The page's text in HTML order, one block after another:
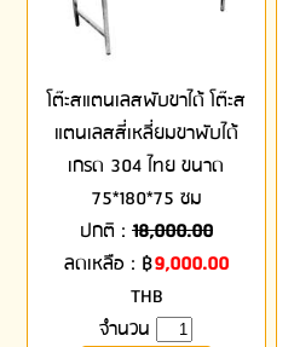
โต๊ะสแตนเลสพับขาได้ โต๊ะส
แตนเลสสี่เหลี่ยมขาพับได้
เกรด 304 ไทย ขนาด
75*180*75 ซม
ปกติ : 18,000.00
ลดเหลือ : ฿9,000.00
THB
จำนวน